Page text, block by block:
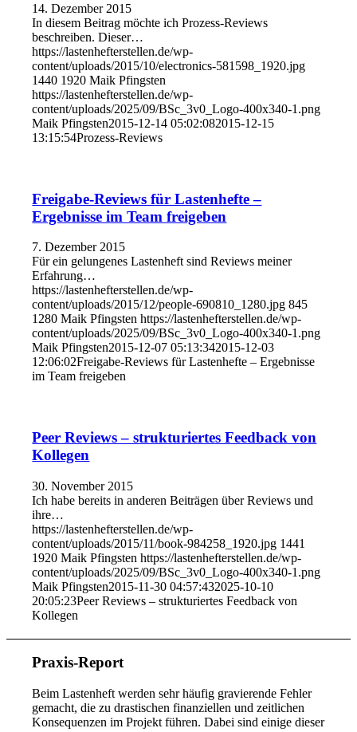
14. Dezember 2015
In diesem Beitrag möchte ich Prozess-Reviews
beschreiben. Dieser…
https://lastenhefterstellen.de/wp-
content/uploads/2015/10/electronics-581598_1920.jpg
1440 1920 Maik Pfingsten
https://lastenhefterstellen.de/wp-
content/uploads/2025/09/BSc_3v0_Logo-400x340-1.png
Maik Pfingsten2015-12-14 05:02:082015-12-15
13:15:54Prozess-Reviews
Freigabe-Reviews für Lastenhefte –
Ergebnisse im Team freigeben
7. Dezember 2015
Für ein gelungenes Lastenheft sind Reviews meiner
Erfahrung…
https://lastenhefterstellen.de/wp-
content/uploads/2015/12/people-690810_1280.jpg 845
1280 Maik Pfingsten https://lastenhefterstellen.de/wp-
content/uploads/2025/09/BSc_3v0_Logo-400x340-1.png
Maik Pfingsten2015-12-07 05:13:342015-12-03
12:06:02Freigabe-Reviews für Lastenhefte – Ergebnisse
im Team freigeben
Peer Reviews – strukturiertes Feedback von
Kollegen
30. November 2015
Ich habe bereits in anderen Beiträgen über Reviews und
ihre…
https://lastenhefterstellen.de/wp-
content/uploads/2015/11/book-984258_1920.jpg 1441
1920 Maik Pfingsten https://lastenhefterstellen.de/wp-
content/uploads/2025/09/BSc_3v0_Logo-400x340-1.png
Maik Pfingsten2015-11-30 04:57:432025-10-10
20:05:23Peer Reviews – strukturiertes Feedback von
Kollegen
Praxis-Report
Beim Lastenheft werden sehr häufig gravierende Fehler
gemacht, die zu drastischen finanziellen und zeitlichen
Konsequenzen im Projekt führen. Dabei sind einige dieser